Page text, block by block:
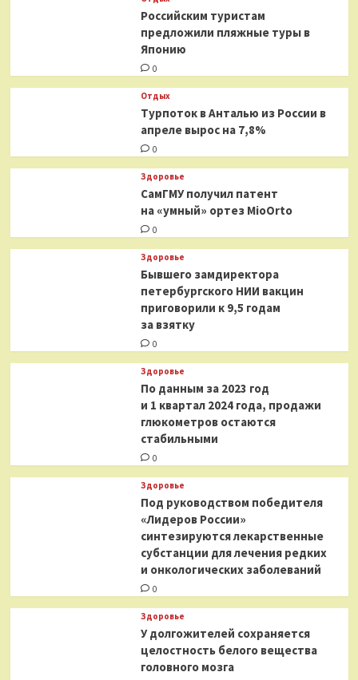
Российским туристам
предложили пляжные туры в
Японию
0
Отдых
Турпоток в Анталью из России в
апреле вырос на 7,8%
0
Здоровье
СамГМУ получил патент
на «умный» ортез MioOrto
0
Здоровье
Бывшего замдиректора
петербургского НИИ вакцин
приговорили к 9,5 годам
за взятку
0
Здоровье
По данным за 2023 год
и 1 квартал 2024 года, продажи
глюкометров остаются
стабильными
0
Здоровье
Под руководством победителя
«Лидеров России»
синтезируются лекарственные
субстанции для лечения редких
и онкологических заболеваний
0
Здоровье
У долгожителей сохраняется
целостность белого вещества
головного мозга